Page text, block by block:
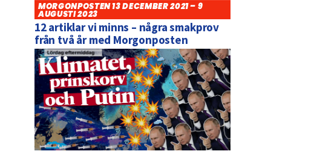
MORGONPOSTEN 13 DECEMBER 2021 – 9
AUGUSTI 2023
12 artiklar vi minns – några smakprov
från två år med Morgonposten